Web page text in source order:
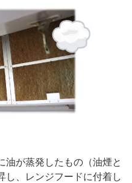
油が蒸発したもの（油煙と
し、レンジフードに付着し